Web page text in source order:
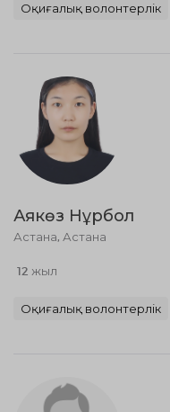
Оқиғалық волонтерлік
Аякөз Нұрбол
Астана, Астана
12 жыл
Оқиғалық волонтерлік